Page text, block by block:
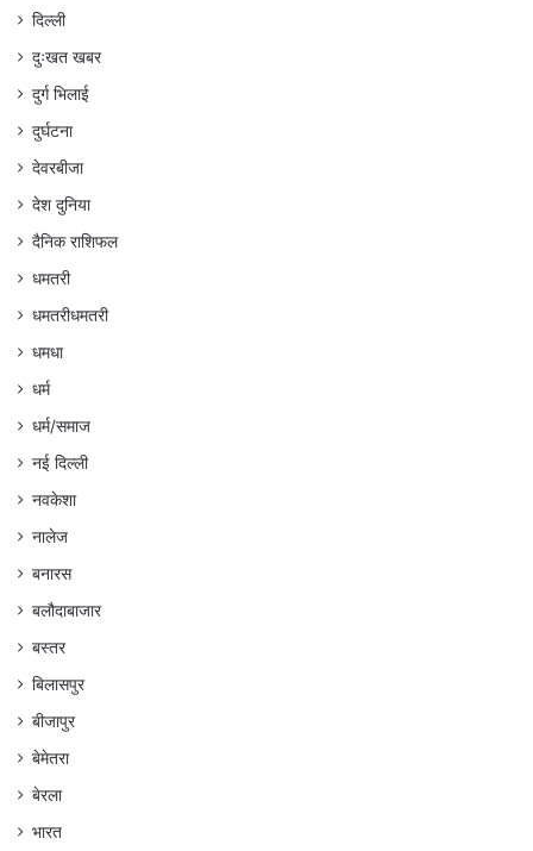
दिल्ली
दुःखत खबर
दुर्ग भिलाई
दुर्घटना
देवरबीजा
देश दुनिया
दैनिक राशिफल
धमतरी
धमतरीधमतरी
धमधा
धर्म
धर्म/समाज
नई दिल्ली
नवकेशा
नालेज
बनारस
बलौदाबाजार
बस्तर
बिलासपुर
बीजापुर
बेमेतरा
बेरला
भारत